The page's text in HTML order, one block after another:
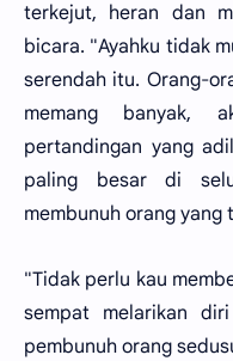
terkejut, heran dan
bicara. "Ayahku tidak
serendah itu. Orang-
memang banyak,
pertandingan yang
paling besar di
membunuh orang
"Tidak perlu kau
sempat melarikan
pembunuh orang